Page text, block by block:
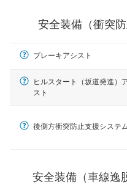
ーキアシスト、
見えにくい場所に
プアシストなどが
安全装備（衝突
ブレーキアシスト
ヒルスタート（坂道発進）
スト
後側方衝突防止支援システ
安全装備（車線逸